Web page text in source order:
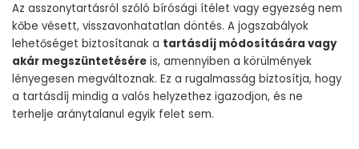
Az asszonytartásról szóló bírósági ítélet vagy egyezség nem
kőbe vésett, visszavonhatatlan döntés. A jogszabályok
lehetőséget biztosítanak a tartásdíj módosítására vagy
akár megszüntetésére is, amennyiben a körülmények
lényegesen megváltoznak. Ez a rugalmasság biztosítja, hogy
a tartásdíj mindig a valós helyzethez igazodjon, és ne
terhelje aránytalanul egyik felet sem.